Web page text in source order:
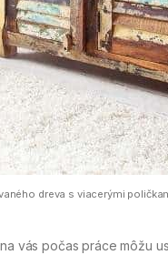
dreva s viacerými
na vás počas práce môžu